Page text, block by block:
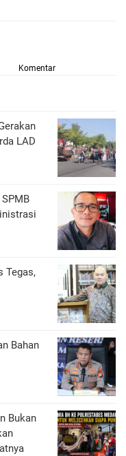
Komentar
LAD
Tegas,
Bahan
Bukan